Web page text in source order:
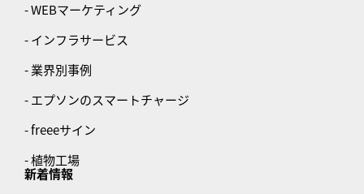
- WEBマーケティング
- インフラサービス
- 業界別事例
- エプソンのスマートチャージ
- freeeサイン
- 植物工場
新着情報